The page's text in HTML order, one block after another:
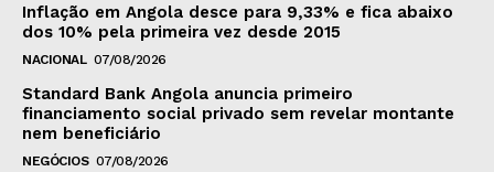
Inflação em Angola desce para 9,33% e fica abaixo
dos 10% pela primeira vez desde 2015
NACIONAL 07/08/2026
Standard Bank Angola anuncia primeiro
financiamento social privado sem revelar montante
nem beneficiário
NEGÓCIOS 07/08/2026